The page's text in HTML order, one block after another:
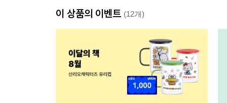
이 상품의 이벤트 (12개)